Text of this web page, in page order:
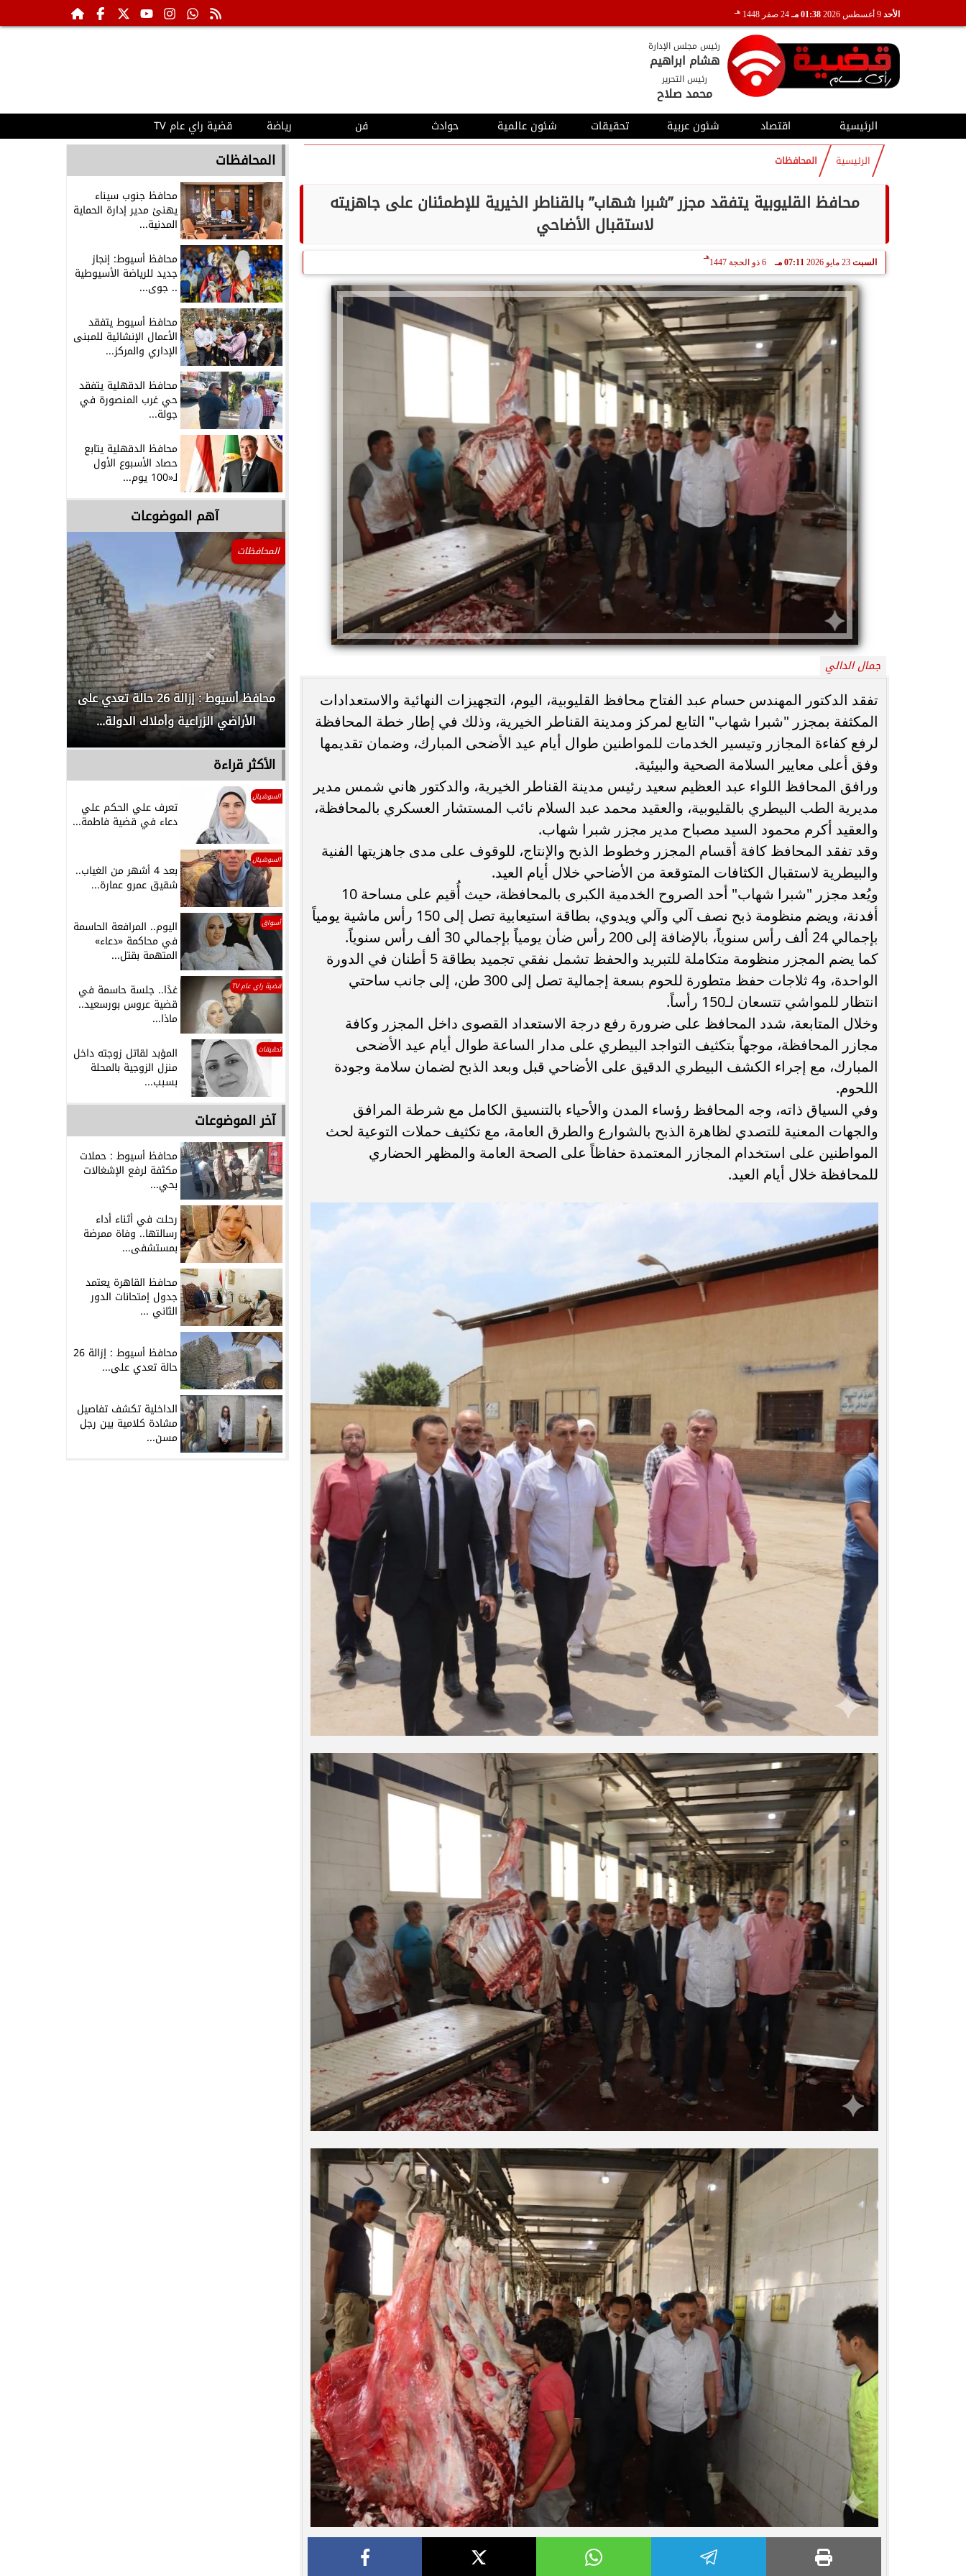
الأحد 01:38 مـ 24 صفر 1448 هـ
رئيس مجلس الإدارة
هشام ابراهيم
رئيس التحرير
محمد صلاح
الرئيسية اقتصاد شئون عربية تحقيقات شئون عالمية حوادث فن رياضة قضية راي عام TV
الرئيسية المحافظات
محافظ القليوبية يتفقد مجزر ”شبرا شهاب” بالقناطر الخيرية للإطمئنان على جاهزيته
لاستقبال الأضاحي
السبت 23 مايو 2026 07:11 مـ 6 ذو الحجة 1447
هـ
جمال الدالي
تفقد الدكتور المهندس حسام عبد الفتاح محافظ القليوبية، اليوم، التجهيزات النهائية والاستعدادات
المكثفة بمجزر "شبرا شهاب" التابع لمركز ومدينة القناطر الخيرية، وذلك في إطار خطة المحافظة
لرفع كفاءة المجازر وتيسير الخدمات للمواطنين طوال أيام عيد الأضحى المبارك، وضمان تقديمها
وفق أعلى معايير السلامة الصحية والبيئية.
ورافق المحافظ اللواء عبد العظيم سعيد رئيس مدينة القناطر الخيرية، والدكتور هاني شمس مدير
مديرية الطب البيطري بالقليوبية، والعقيد محمد عبد السلام نائب المستشار العسكري بالمحافظة،
والعقيد أكرم محمود السيد مصباح مدير مجزر شبرا شهاب.
وقد تفقد المحافظ كافة أقسام المجزر وخطوط الذبح والإنتاج، للوقوف على مدى جاهزيتها الفنية
والبيطرية لاستقبال الكثافات المتوقعة من الأضاحي خلال أيام العيد.
ويُعد مجزر "شبرا شهاب" أحد الصروح الخدمية الكبرى بالمحافظة، حيث أُقيم على مساحة 10
أفدنة، ويضم منظومة ذبح نصف آلي وآلي ويدوي، بطاقة استيعابية تصل إلى 150 رأس ماشية يومياً
بإجمالي 24 ألف رأس سنوياً، بالإضافة إلى 200 رأس ضأن يومياً بإجمالي 30 ألف رأس سنوياً.
كما يضم المجزر منظومة متكاملة للتبريد والحفظ تشمل نفقي تجميد بطاقة 5 أطنان في الدورة
الواحدة، و4 ثلاجات حفظ متطورة للحوم بسعة إجمالية تصل إلى 300 طن، إلى جانب ساحتي
انتظار للمواشي تتسعان لـ150 رأساً.
وخلال المتابعة، شدد المحافظ على ضرورة رفع درجة الاستعداد القصوى داخل المجزر وكافة
مجازر المحافظة، موجهاً بتكثيف التواجد البيطري على مدار الساعة طوال أيام عيد الأضحى
المبارك، مع إجراء الكشف البيطري الدقيق على الأضاحي قبل وبعد الذبح لضمان سلامة وجودة
اللحوم.
وفي السياق ذاته، وجه المحافظ رؤساء المدن والأحياء بالتنسيق الكامل مع شرطة المرافق
والجهات المعنية للتصدي لظاهرة الذبح بالشوارع والطرق العامة، مع تكثيف حملات التوعية لحث
المواطنين على استخدام المجازر المعتمدة حفاظاً على الصحة العامة والمظهر الحضاري
للمحافظة خلال أيام العيد.
المحافظات
محافظ جنوب سيناء
يهنئ مدير إدارة الحماية
المدنية...
محافظ أسيوط: إنجاز
جديد للرياضة الأسيوطية
.. جوى...
محافظ أسيوط يتفقد
الأعمال الإنشائية للمبنى
الإداري والمركز...
محافظ الدقهلية يتفقد
حي غرب المنصورة في
جولة...
محافظ الدقهلية يتابع
حصاد الأسبوع الأول
لـ«100 يوم...
آهم الموضوعات
محافظ أسيوط : حملات مكثفة لرفع
الإشغالات بحي شرق لإعادة الانضباط
وتحقيق...
رحلت في أثناء أداء رسالتها.. وفاة ممرضة
بمستشفى بني عبيد والأهالي ينعونها
محافظ القاهرة يعتمد جدول إمتحانات الدور
الثاني للعام الدراسي ٢٠٢٥...
المحافظات
محافظ أسيوط : إزالة 26 حالة تعدي على
الأراضي الزراعية وأملاك الدولة...
الأكثر قراءة
السوشيال
تعرف علي الحكم علي
دعاء في قضية فاطمة...
السوشيال
بعد 4 أشهر من الغياب..
شقيق عمرو عمارة...
أسواق اليوم.. المرافعة الحاسمة
في محاكمة «دعاء»
المتهمة بقتل...
قضية راي عام TV غدًا.. جلسة حاسمة في
قضية عروس بورسعيد..
ماذا...
تحقيقات المؤبد لقاتل زوجته داخل
منزل الزوجية بالمحلة
بسبب...
آخر الموضوعات
محافظ أسيوط : حملات
مكثفة لرفع الإشغالات
بحي...
رحلت في أثناء أداء
رسالتها.. وفاة ممرضة
بمستشفى...
محافظ القاهرة يعتمد
جدول إمتحانات الدور
الثاني ...
محافظ أسيوط : إزالة 26
حالة تعدي على...
الداخلية تكشف تفاصيل
مشادة كلامية بين رجل
مسن...